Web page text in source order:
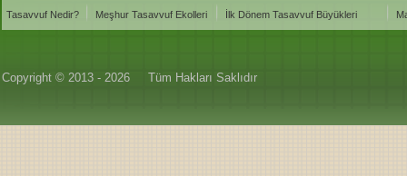
Tasavvuf Nedir? Meşhur Tasavvuf Ekolleri İlk Dönem Tasavvuf Büyükleri
Copyright © 2013 - 2026 Tüm Hakları Saklıdır